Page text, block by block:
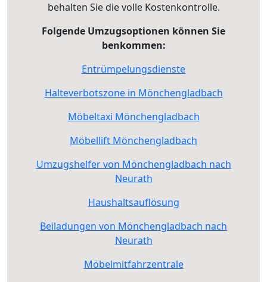
behalten Sie die volle Kostenkontrolle.
Folgende Umzugsoptionen können Sie
benkommen:
Entrümpelungsdienste
Halteverbotszone in Mönchengladbach
Möbeltaxi Mönchengladbach
Möbellift Mönchengladbach
Umzugshelfer von Mönchengladbach nach
Neurath
Haushaltsauflösung
Beiladungen von Mönchengladbach nach
Neurath
Möbelmitfahrzentrale